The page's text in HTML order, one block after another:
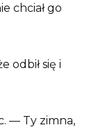
chciał go
odbił się i
— Ty zimna,